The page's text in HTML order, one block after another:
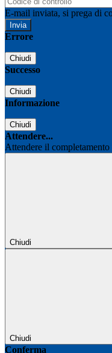
E-mail inviata, si prega di
Errore
Chiudi
Successo
Chiudi
Informazione
Chiudi
Attendere...
Attendere il
Chiudi
Chiudi
Conferma